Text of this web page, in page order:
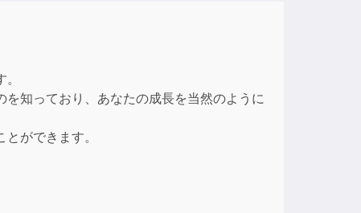
知っており、あなたの成長を当然のように
ができます。